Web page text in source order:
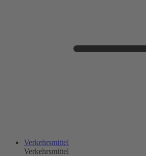
Verkehrsmittel
Verkehrsmittel